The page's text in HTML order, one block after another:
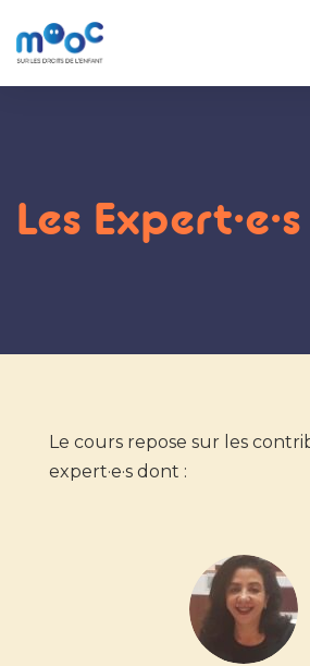
Les Expert·e·s
Le cours repose sur les
expert·e·s dont :